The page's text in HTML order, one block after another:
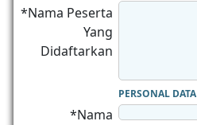
*Nama Peserta
Yang
Didaftarkan
PERSONAL DATA
*Nama